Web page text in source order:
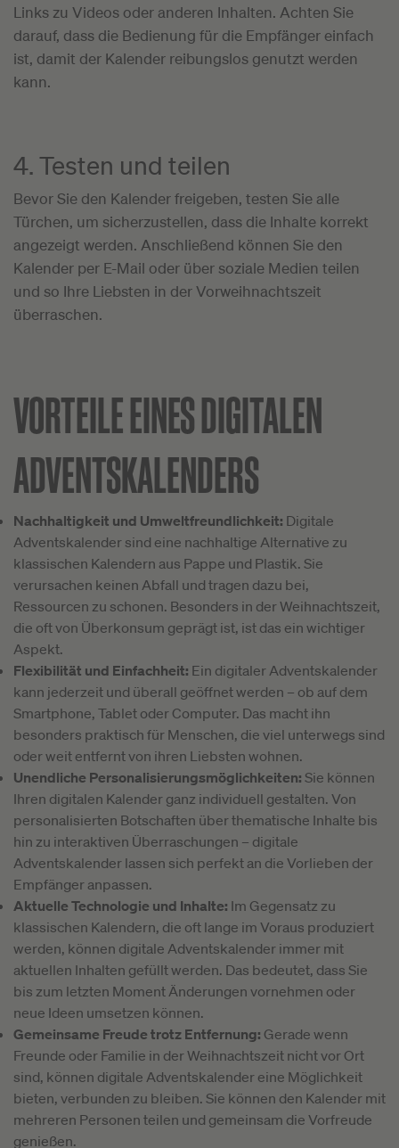
Links zu Videos oder anderen Inhalten. Achten Sie
darauf, dass die Bedienung für die Empfänger einfach
ist, damit der Kalender reibungslos genutzt werden
kann.
4. Testen und teilen
Bevor Sie den Kalender freigeben, testen Sie alle
Türchen, um sicherzustellen, dass die Inhalte korrekt
angezeigt werden. Anschließend können Sie den
Kalender per E-Mail oder über soziale Medien teilen
und so Ihre Liebsten in der Vorweihnachtszeit
überraschen.
VORTEILE EINES DIGITALEN
ADVENTSKALENDERS
Nachhaltigkeit und Umweltfreundlichkeit: Digitale
Adventskalender sind eine nachhaltige Alternative zu
klassischen Kalendern aus Pappe und Plastik. Sie
verursachen keinen Abfall und tragen dazu bei,
Ressourcen zu schonen. Besonders in der Weihnachtszeit,
die oft von Überkonsum geprägt ist, ist das ein wichtiger
Aspekt.
Flexibilität und Einfachheit: Ein digitaler Adventskalender
kann jederzeit und überall geöffnet werden – ob auf dem
Smartphone, Tablet oder Computer. Das macht ihn
besonders praktisch für Menschen, die viel unterwegs sind
oder weit entfernt von ihren Liebsten wohnen.
Unendliche Personalisierungsmöglichkeiten: Sie können
Ihren digitalen Kalender ganz individuell gestalten. Von
personalisierten Botschaften über thematische Inhalte bis
hin zu interaktiven Überraschungen – digitale
Adventskalender lassen sich perfekt an die Vorlieben der
Empfänger anpassen.
Aktuelle Technologie und Inhalte: Im Gegensatz zu
klassischen Kalendern, die oft lange im Voraus produziert
werden, können digitale Adventskalender immer mit
aktuellen Inhalten gefüllt werden. Das bedeutet, dass Sie
bis zum letzten Moment Änderungen vornehmen oder
neue Ideen umsetzen können.
Gemeinsame Freude trotz Entfernung: Gerade wenn
Freunde oder Familie in der Weihnachtszeit nicht vor Ort
sind, können digitale Adventskalender eine Möglichkeit
bieten, verbunden zu bleiben. Sie können den Kalender mit
mehreren Personen teilen und gemeinsam die Vorfreude
genießen.